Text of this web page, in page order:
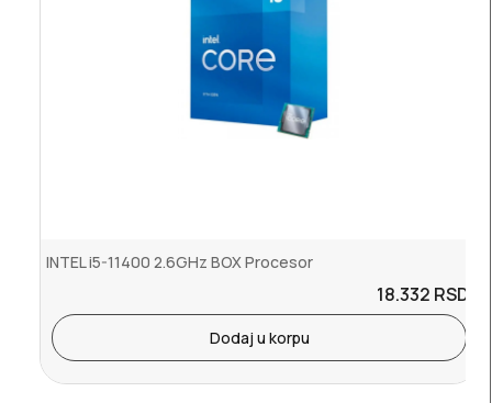
INTEL i5-11400 2.6GHz BOX Procesor
18.332 RSD.
Dodaj u korpu